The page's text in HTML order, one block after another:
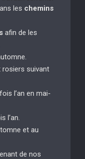
les chemins
afin de les
rosiers suivant
l’an en mai-
l’an.
et au
de nos